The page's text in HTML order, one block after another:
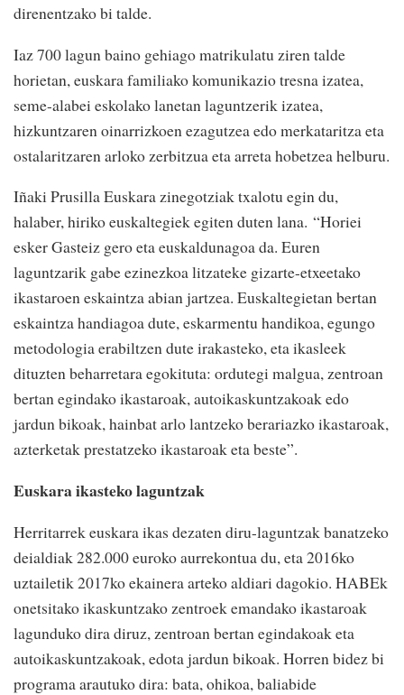
direnentzako bi talde.
Iaz 700 lagun baino gehiago matrikulatu ziren talde
horietan, euskara familiako komunikazio tresna izatea,
seme-alabei eskolako lanetan laguntzerik izatea,
hizkuntzaren oinarrizkoen ezagutzea edo merkataritza eta
ostalaritzaren arloko zerbitzua eta arreta hobetzea helburu.
Iñaki Prusilla Euskara zinegotziak txalotu egin du,
halaber, hiriko euskaltegiek egiten duten lana. “Horiei
esker Gasteiz gero eta euskaldunagoa da. Euren
laguntzarik gabe ezinezkoa litzateke gizarte-etxeetako
ikastaroen eskaintza abian jartzea. Euskaltegietan bertan
eskaintza handiagoa dute, eskarmentu handikoa, egungo
metodologia erabiltzen dute irakasteko, eta ikasleek
dituzten beharretara egokituta: ordutegi malgua, zentroan
bertan egindako ikastaroak, autoikaskuntzakoak edo
jardun bikoak, hainbat arlo lantzeko berariazko ikastaroak,
azterketak prestatzeko ikastaroak eta beste”.
Euskara ikasteko laguntzak
Herritarrek euskara ikas dezaten diru-laguntzak banatzeko
deialdiak 282.000 euroko aurrekontua du, eta 2016ko
uztailetik 2017ko ekainera arteko aldiari dagokio. HABEk
onetsitako ikaskuntzako zentroek emandako ikastaroak
lagunduko dira diruz, zentroan bertan egindakoak eta
autoikaskuntzakoak, edota jardun bikoak. Horren bidez bi
programa arautuko dira: bata, ohikoa, baliabide